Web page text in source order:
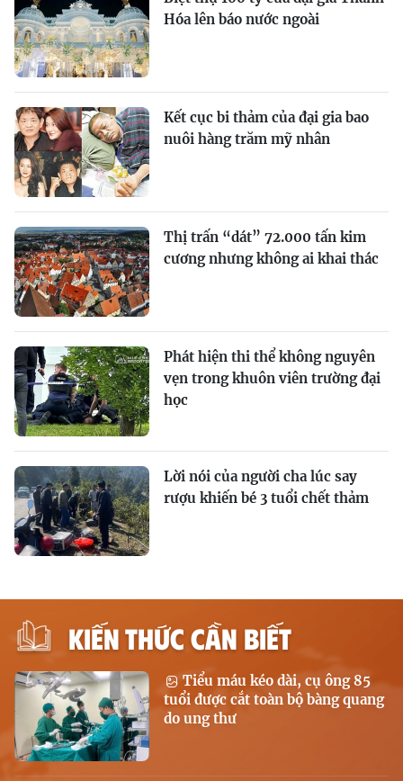
Hóa lên báo nước ngoài
Kết cục bi thảm của đại gia bao
nuôi hàng trăm mỹ nhân
Thị trấn “dát” 72.000 tấn kim
cương nhưng không ai khai thác
Phát hiện thi thể không nguyên
vẹn trong khuôn viên trường đại
học
Lời nói của người cha lúc say
rượu khiến bé 3 tuổi chết thảm
KIẾN THỨC CẦN BIẾT
Tiểu máu kéo dài, cụ ông 85
tuổi được cắt toàn bộ bàng quang
do ung thư